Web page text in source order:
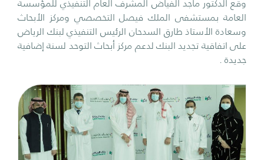
العامة بمستشفى الملك فيصل التخصصي ومركز الأبحاث
وسعادة الأستاذ طارق السدحان الرئيس التنفيذي لبنك الرياض
على اتفاقية تجديد البنك لدعم مركز أبحاث التوحد لسنة إضافية
جديدة .